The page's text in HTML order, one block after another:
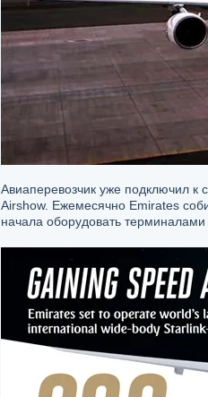
Авиаперевозчик уже подключил к
Airshow. Ежемесячно Emirates
начала оборудовать